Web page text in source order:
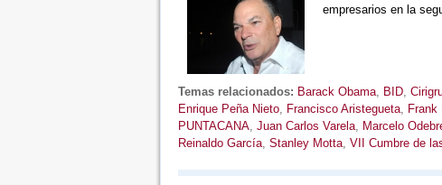
empresarios en la
Temas relacionados: Barack Obama, BID,
Enrique Peña Nieto, Francisco Aristegueta, Frank
PUNTACANA, Juan Carlos Varela, Marcelo
Reinaldo García, Stanley Motta, VII Cumbre de